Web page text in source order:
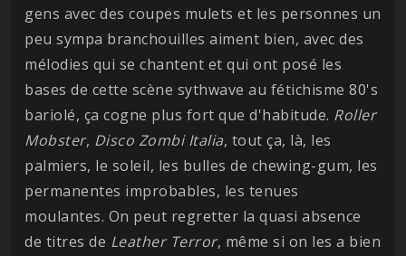
gens avec des coupes mulets et les personnes un
peu sympa branchouilles aiment bien, avec des
mélodies qui se chantent et qui ont posé les
bases de cette scène sythwave au fétichisme 80's
bariolé, ça cogne plus fort que d'habitude. Roller
Mobster, Disco Zombi Italia, tout ça, là, les
palmiers, le soleil, les bulles de chewing-gum, les
permanentes improbables, les tenues
moulantes. On peut regretter la quasi absence
de titres de Leather Terror, même si on les a bien